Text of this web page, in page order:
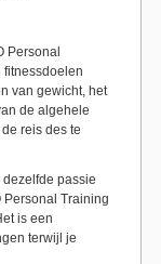
Personal
van gewicht, het
de algehele
reis des te
passie
Personal Training
is een
terwijl je